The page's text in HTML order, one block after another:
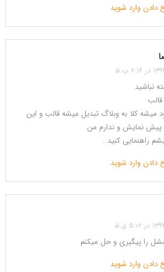
دادن وارد شوید
نباشید
میشه کلا به وبلاگ تبدیل میشه قالب و این
نمایش و ندارم من
راهنمایی کنید..
دادن وارد شوید
را پیگیری و حل میکنم
دادن وارد شوید